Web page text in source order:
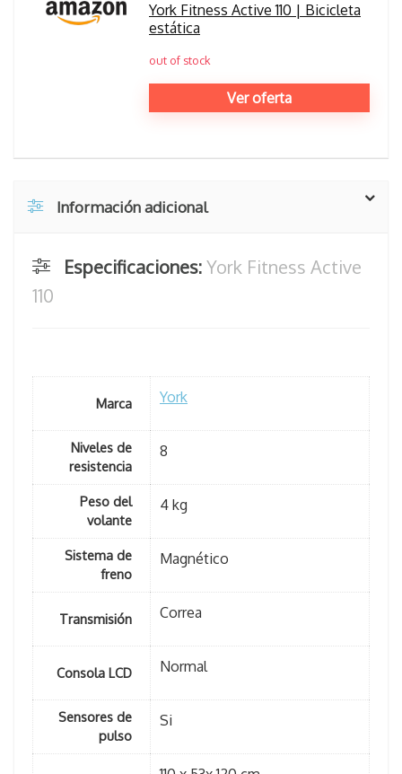
York Fitness Active 110 | Bicicleta
estática
out of stock
Ver oferta
Información adicional
Especificaciones:York Fitness Active
110
Marca York
Niveles de
resistencia
8
Peso del
volante
4 kg
Sistema de
freno
Magnético
Transmisión Correa
Consola LCD Normal
Sensores de
pulso
Si